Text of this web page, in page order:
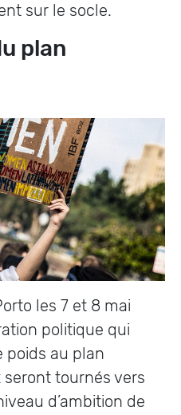
sur le socle.
plan
les 7 et 8 mai
politique qui
poids au plan
seront tournés vers
d’ambition de